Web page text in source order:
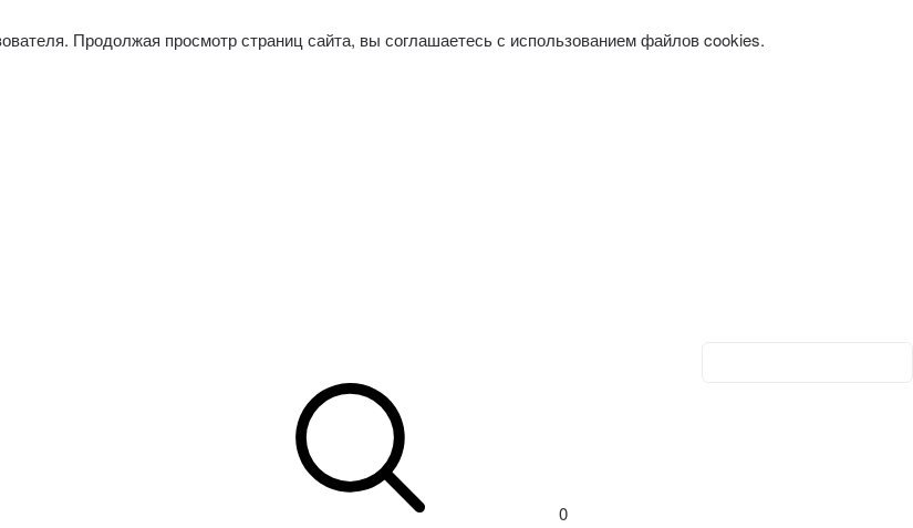
Продолжая просмотр страниц сайта, вы соглашаетесь с использованием файлов cookies.
0